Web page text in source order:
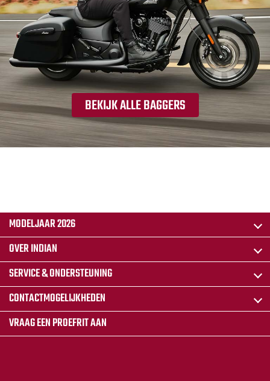
BEKIJK ALLE BAGGERS
MODELJAAR 2026
OVER INDIAN
SERVICE & ONDERSTEUNING
CONTACTMOGELIJKHEDEN
VRAAG EEN PROEFRIT AAN